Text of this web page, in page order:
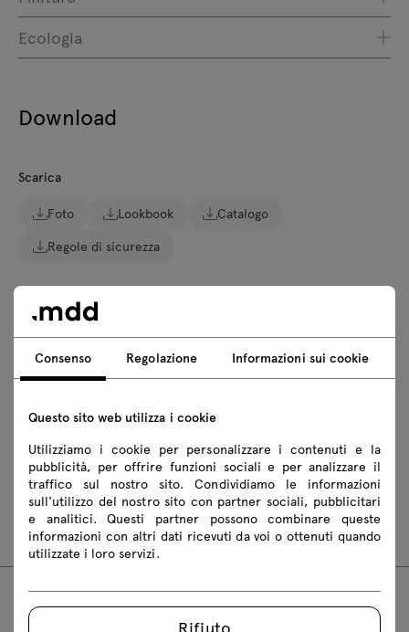
Ecologia
Download
Scarica
Foto Lookbook
Catalogo
Regole di sicurezza
2D dwg 3D dwg 3D 3ds
fbx
obj
skp BIM Revit
Istruzioni di montaggio
SH1S1B SH2S SH2S1B
SH2S1B2
SH3S
SH3S1B SH3S1B2
SH4S
SH1S1BR
SH2SR
FAQ
Consenso Regolazione Informazioni sui cookie
Questo sito web utilizza i cookie
Utilizziamo i cookie per personalizzare i contenuti e la
pubblicità, per offrire funzioni sociali e per analizzare il
traffico sul nostro sito. Condividiamo le informazioni
sull'utilizzo del nostro sito con partner sociali, pubblicitari
e analitici. Questi partner possono combinare queste
informazioni con altri dati ricevuti da voi o ottenuti quando
utilizzate i loro servizi.
Rifiuto